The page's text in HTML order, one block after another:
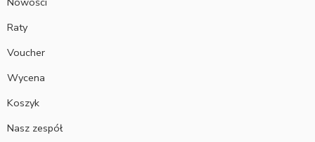
Raty
Voucher
Wycena
Koszyk
Nasz zespół